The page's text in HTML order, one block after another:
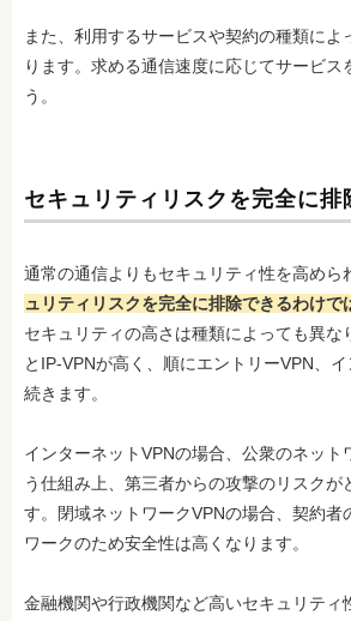
また、利用するサービスや契約の種類によ
ります。求める通信速度に応じてサービス
う。
セキュリティリスクを完全に排
通常の通信よりもセキュリティ性を高めら
ュリティリスクを完全に排除できるわけで
セキュリティの高さは種類によっても異な
とIP-VPNが高く、順にエントリーVPN、
続きます。
インターネットVPNの場合、公衆のネット
う仕組み上、第三者からの攻撃のリスクが
す。閉域ネットワークVPNの場合、契約者
ワークのため安全性は高くなります。
金融機関や行政機関など高いセキュリティ